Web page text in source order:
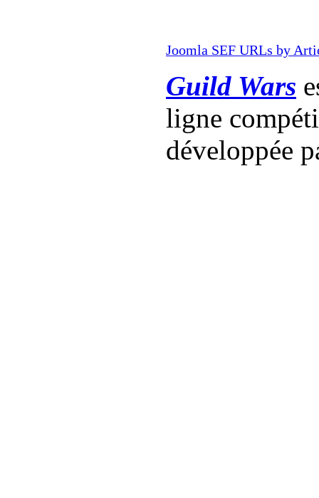
Joomla SEF URLs by
Guild Wars
ligne
développée